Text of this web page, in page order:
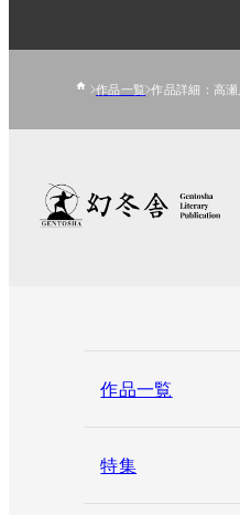
作品一覧 作品詳細：高
作品一覧
特集